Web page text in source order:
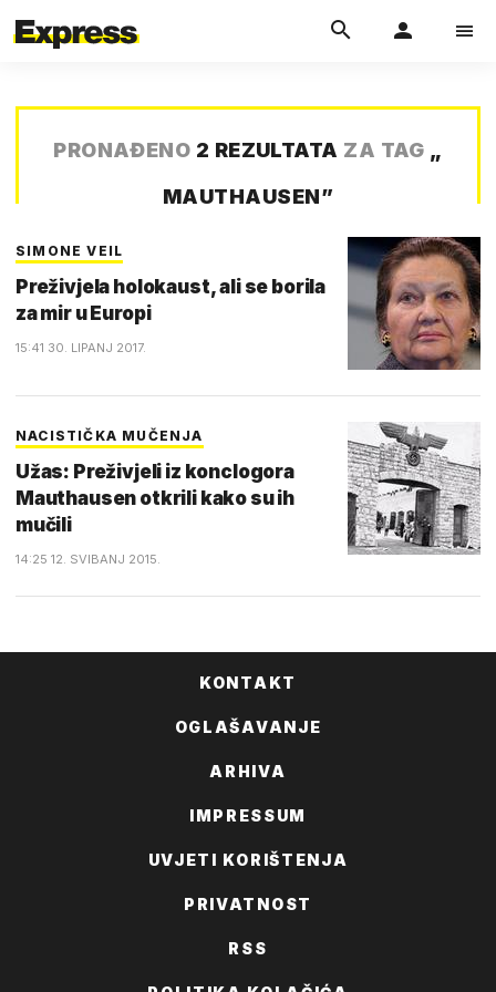
PRONAĐENO 2 REZULTATA ZA TAG „
MAUTHAUSEN”
SIMONE VEIL
Preživjela holokaust, ali se borila
za mir u Europi
15:41 30. LIPANJ 2017.
NACISTIČKA MUČENJA
Užas: Preživjeli iz konclogora
Mauthausen otkrili kako su ih
mučili
14:25 12. SVIBANJ 2015.
KONTAKT
OGLAŠAVANJE
ARHIVA
IMPRESSUM
UVJETI KORIŠTENJA
PRIVATNOST
RSS